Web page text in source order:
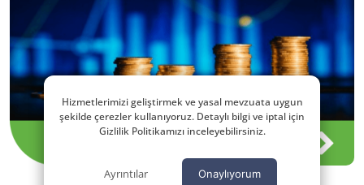
Hizmetlerimizi geliştirmek ve yasal mevzuata uygun
şekilde çerezler kullanıyoruz. Detaylı bilgi ve iptal için
Gizlilik Politikamızı inceleyebilirsiniz.
Ayrıntılar Onaylıyorum